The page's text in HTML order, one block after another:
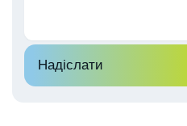
Надіслати